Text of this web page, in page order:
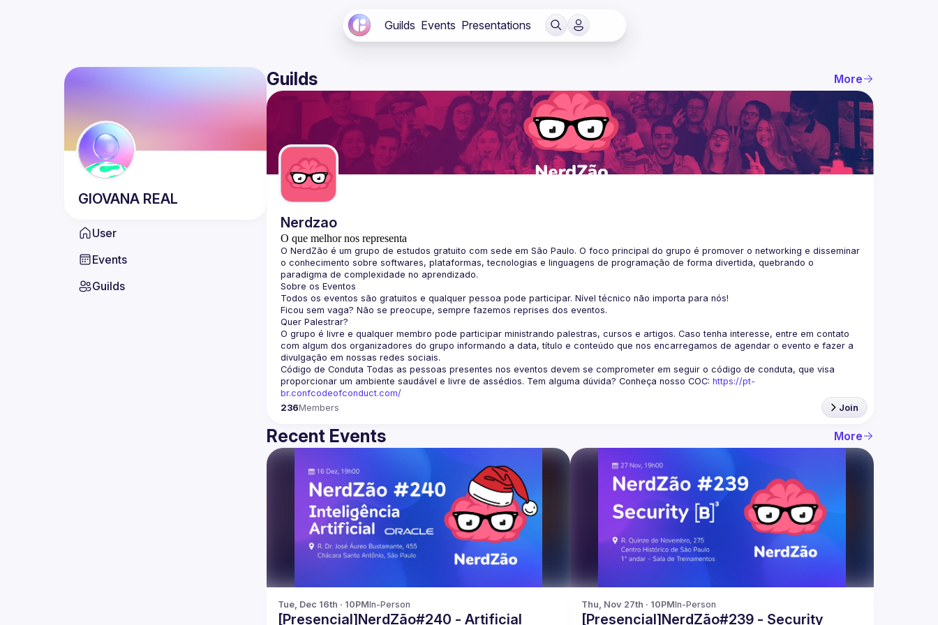
Guilds Events Presentations
GIOVANA REAL
User
Events
Guilds
Guilds More
Nerdzao
O que melhor nos representa
O NerdZão é um grupo de estudos gratuito com sede em São Paulo. O foco principal do grupo é promover o networking e disseminar
o conhecimento sobre softwares, plataformas, tecnologias e linguagens de programação de forma divertida, quebrando o
paradigma de complexidade no aprendizado.
Sobre os Eventos
Todos os eventos são gratuitos e qualquer pessoa pode participar. Nível técnico não importa para nós!
Ficou sem vaga? Não se preocupe, sempre fazemos reprises dos eventos.
Quer Palestrar?
O grupo é livre e qualquer membro pode participar ministrando palestras, cursos e artigos. Caso tenha interesse, entre em contato
com algum dos organizadores do grupo informando a data, título e conteúdo que nos encarregamos de agendar o evento e fazer a
divulgação em nossas redes sociais.
Código de Conduta Todas as pessoas presentes nos eventos devem se comprometer em seguir o código de conduta, que visa
proporcionar um ambiente saudável e livre de assédios. Tem alguma dúvida? Conheça nosso COC: https://pt-
br.confcodeofconduct.com/
236Members Join
Recent Events More
Tue, Dec 16th · 10PMIn-Person
[Presencial]NerdZão#240 - Artificial
Thu, Nov 27th · 10PMIn-Person
[Presencial]NerdZão#239 - Security